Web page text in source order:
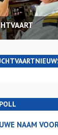
POLL
NAAM